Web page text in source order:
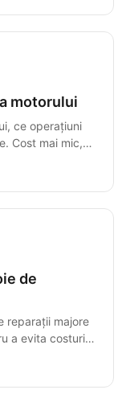
motorului
ce operațiuni
Cost mai mic,
de
reparații majore
a evita costuri